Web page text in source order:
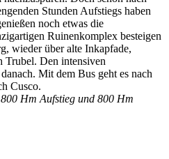
Stunden Aufstiegs haben
noch etwas die
Ruinenkomplex besteigen
wieder über alte Inkapfade,
Trubel. Den intensiven
Mit dem Bus geht es nach
Cusco.
Hm Aufstieg und 800 Hm